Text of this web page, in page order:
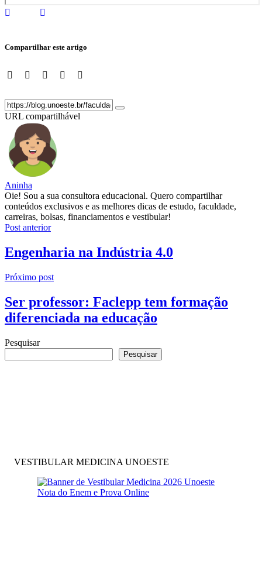
Compartilhar este artigo
URL compartilhável
Aninha
Oie! Sou a sua consultora educacional. Quero compartilhar
conteúdos exclusivos e as melhores dicas de estudo, faculdade,
carreiras, bolsas, financiamentos e vestibular!
Post anterior
Engenharia na Indústria 4.0
Próximo post
Ser professor: Faclepp tem formação
diferenciada na educação
Pesquisar
Pesquisar
VESTIBULAR MEDICINA UNOESTE